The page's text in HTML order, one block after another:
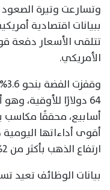
وتسارعت وتيرة
ببيانات اقتصادية
تتلقى الأسعار دفعة
الأمريكي.
64 دولارًا
أقوى أداءاتها اليومية
ارتفاع الذهب بأكثر من 2% إلى محيط 4400 دولار للأوقية.
بيانات الوظائف تعيد